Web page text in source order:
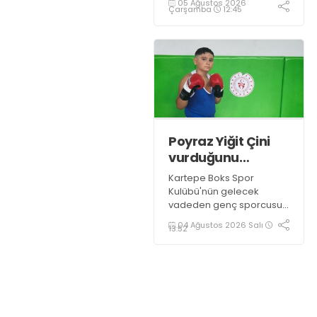
vardı.
05 Ağustos 2026
Çarşamba 12:45
Poyraz Yiğit Çini
vurduğunu
indiriyor!
Kartepe Boks Spor
Kulübü'nün gelecek
vadeden genç sporcusu
Poyraz Yiğit Çini, 2027
Türkiye Boks Şampiyonası
04 Ağustos 2026 Salı
13:52